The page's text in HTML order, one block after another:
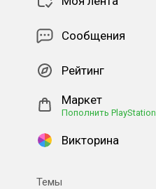
Сообщения
Рейтинг
Маркет
Пополнить PlayStation
Викторина
Темы